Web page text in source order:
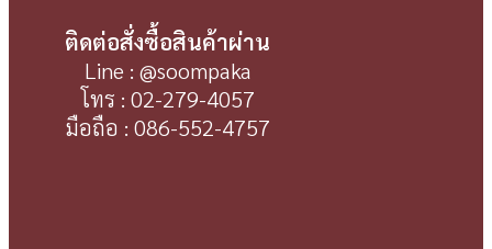
ติดต่อสั่งซื้อสินค้าผ่าน
Line : @soompaka
โทร : 02-279-4057
มือถือ : 086-552-4757